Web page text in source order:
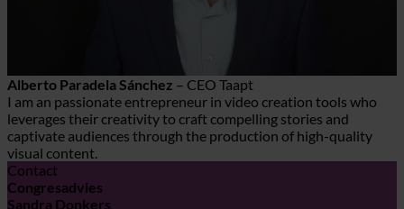
Alberto Paradela Sánchez – CEO Taapt
I am an passionate entrepreneur in video creation tools who
leverages their creativity to craft compelling stories and
captivate audiences through the production of high-quality
visual content.
Contact
Congresadvies
Sandra Donkers